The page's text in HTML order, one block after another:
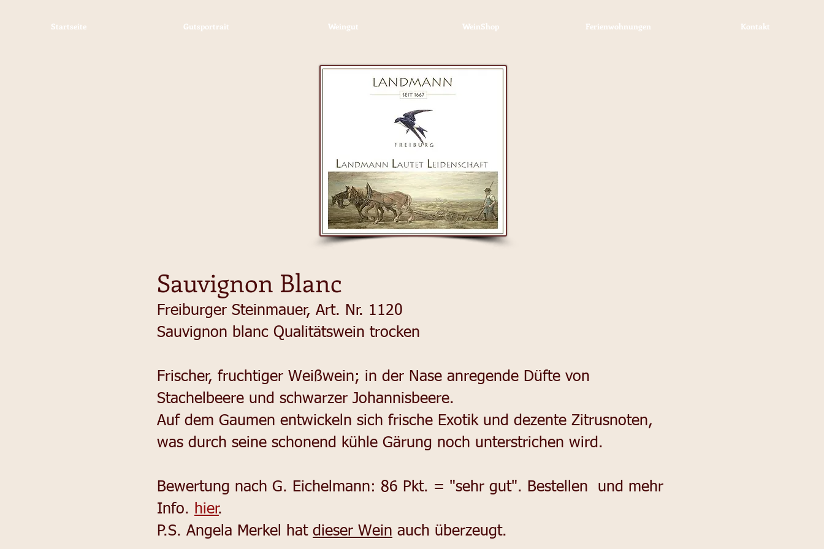
Startseite Gutsportrait Weingut WeinShop Ferienwohnungen Kontakt
Sauvignon Blanc
Freiburger Steinmauer, Art. Nr. 1120
Sauvignon blanc Qualitätswein trocken
Frischer, fruchtiger Weißwein; in der Nase anregende Düfte von
Stachelbeere und schwarzer Johannisbeere.
Auf dem Gaumen entwickeln sich frische Exotik und dezente Zitrusnoten,
was durch seine schonend kühle Gärung noch unterstrichen wird.
Bewertung nach G. Eichelmann: 86 Pkt. = "sehr gut". Bestellen und mehr
Info. hier.
P.S. Angela Merkel hat dieser Wein auch überzeugt.